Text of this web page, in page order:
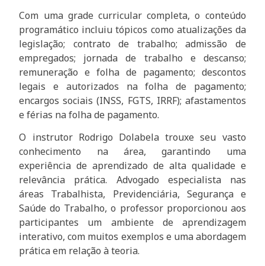
Com uma grade curricular completa, o conteúdo
programático incluiu tópicos como atualizações da
legislação; contrato de trabalho; admissão de
empregados; jornada de trabalho e descanso;
remuneração e folha de pagamento; descontos
legais e autorizados na folha de pagamento;
encargos sociais (INSS, FGTS, IRRF); afastamentos
e férias na folha de pagamento.
O instrutor Rodrigo Dolabela trouxe seu vasto
conhecimento na área, garantindo uma
experiência de aprendizado de alta qualidade e
relevância prática. Advogado especialista nas
áreas Trabalhista, Previdenciária, Segurança e
Saúde do Trabalho, o professor proporcionou aos
participantes um ambiente de aprendizagem
interativo, com muitos exemplos e uma abordagem
prática em relação à teoria.